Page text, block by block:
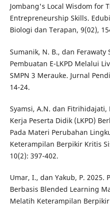
Jombang's Local Wisdom for
Entrepreneurship Skills.
Biologi dan Terapan, 9(02),
Sumanik, N. B., dan Ferawaty
Pembuatan E-LKPD Melalui
SMPN 3 Merauke. Jurnal
14-24.
Syamsi, A.N. dan Fitrihidajati,
Kerja Peserta Didik (LKPD)
Pada Materi Perubahan
Keterampilan Berpikir Kritis
10(2): 397-402.
Umar, I., dan Yakub, P. 2025.
Berbasis Blended Learning
Melatih Keterampilan